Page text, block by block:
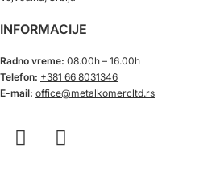
INFORMACIJE
Radno vreme: 08.00h – 16.00h
Telefon: +381 66 8031346
E-mail: office@metalkomercltd.rs